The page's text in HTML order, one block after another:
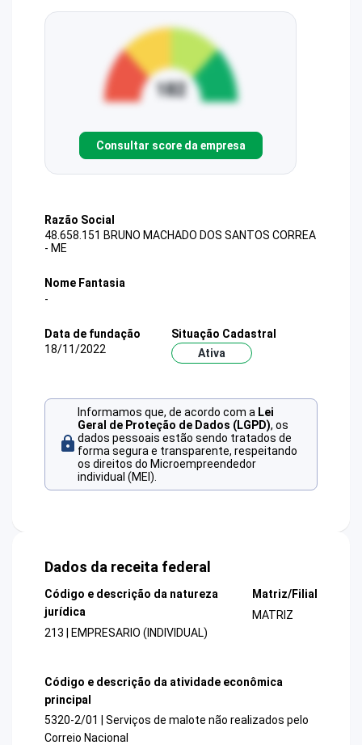
Consultar score da empresa
Razão Social
48.658.151 BRUNO MACHADO DOS SANTOS CORREA
- ME
Nome Fantasia
-
Data de fundação
18/11/2022
Situação Cadastral
Ativa
Informamos que, de acordo com a Lei
Geral de Proteção de Dados (LGPD), os
dados pessoais estão sendo tratados de
forma segura e transparente, respeitando
os direitos do Microempreendedor
individual (MEI).
Dados da receita federal
Código e descrição da natureza
jurídica
213 | EMPRESARIO (INDIVIDUAL)
Matriz/Filial
MATRIZ
Código e descrição da atividade econômica
principal
5320-2/01 | Serviços de malote não realizados pelo
Correio Nacional